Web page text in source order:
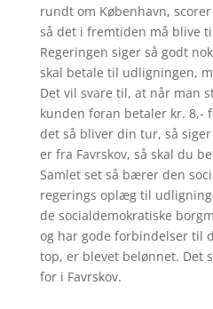
rundt om København,
så det i fremtiden må blive
Regeringen siger så godt
skal betale til udligningen,
Det vil svare til, at når man
kunden foran betaler kr. 8,-
det så bliver din tur, så
er fra Favrskov, så skal du
Samlet set så bærer den
regerings oplæg til
de socialdemokratiske
og har gode forbindelser til
top, er blevet belønnet. Det
for i Favrskov.